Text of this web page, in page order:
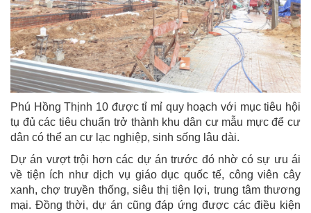
Phú Hồng Thịnh 10 được tỉ mỉ quy hoạch với mục tiêu hội
tụ đủ các tiêu chuẩn trở thành khu dân cư mẫu mực để cư
dân có thể an cư lạc nghiệp, sinh sống lâu dài.
Dự án vượt trội hơn các dự án trước đó nhờ có sự ưu ái
về tiện ích như dịch vụ giáo dục quốc tế, công viên cây
xanh, chợ truyền thống, siêu thị tiện lợi, trung tâm thương
mại. Đồng thời, dự án cũng đáp ứng được các điều kiện